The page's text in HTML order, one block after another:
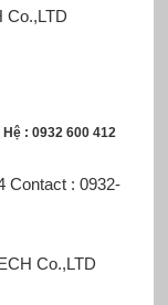
Co.,LTD
: 0932 600 412
Contact : 0932-
Co.,LTD